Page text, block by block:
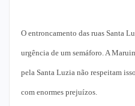
O entroncamento das ruas Santa
urgência de um semáforo. A
pela Santa Luzia não respeitam
com enormes prejuízos.